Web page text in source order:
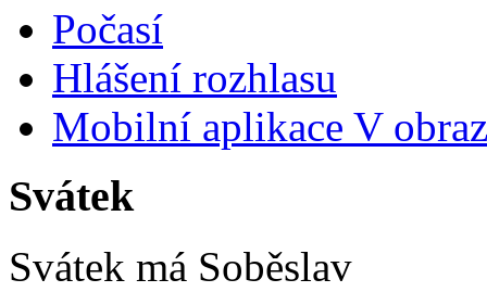
Počasí
Hlášení rozhlasu
Mobilní aplikace V
Svátek
Svátek má Soběslav